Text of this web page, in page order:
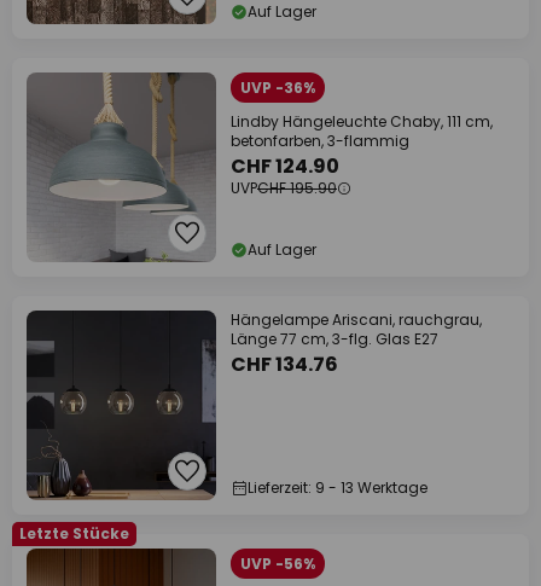
Auf Lager
UVP -36%
Lindby Hängeleuchte Chaby, 111 cm,
betonfarben, 3-flammig
CHF 124.90
UVPCHF 195.90
Auf Lager
Hängelampe Ariscani, rauchgrau,
Länge 77 cm, 3-flg. Glas E27
CHF 134.76
Lieferzeit: 9 - 13 Werktage
Letzte Stücke
UVP -56%